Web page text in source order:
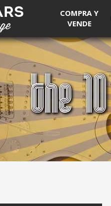
COMPRA Y
VENDE